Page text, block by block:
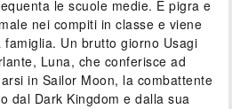
le scuole medie. È pigra e
nei compiti in classe e viene
Un brutto giorno Usagi
Luna, che conferisce ad
in Sailor Moon, la combattente
dal Dark Kingdom e dalla sua